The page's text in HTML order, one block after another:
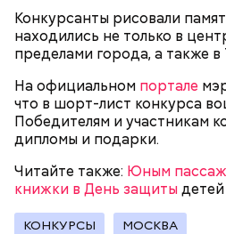
Конкурсанты рисовали
находились не только в
пределами города, а также
На официальном портале
что в шорт-лист конкурса
Победителям и участникам
дипломы и подарки.
Читайте также: Юным
книжки в День защитыдетей
КОНКУРСЫ МОСКВА